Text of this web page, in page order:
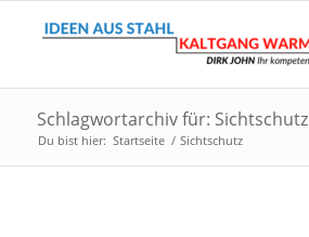
Schlagwortarchiv für: Sichtschutz
Du bist hier: Startseite / Sichtschutz